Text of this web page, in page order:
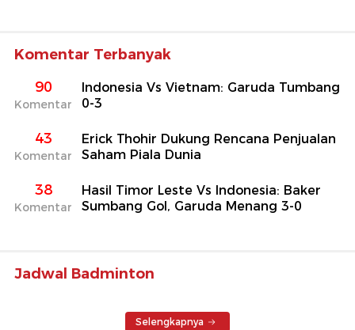
Komentar Terbanyak
90
Komentar
Indonesia Vs Vietnam: Garuda Tumbang
0-3
43
Komentar
Erick Thohir Dukung Rencana Penjualan
Saham Piala Dunia
38
Komentar
Hasil Timor Leste Vs Indonesia: Baker
Sumbang Gol, Garuda Menang 3-0
Jadwal Badminton
Selengkapnya